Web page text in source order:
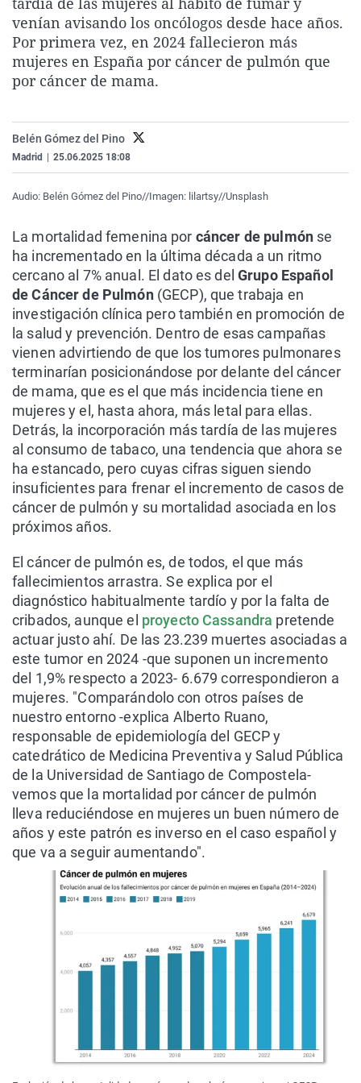
La rosa de los vientos
Gente viajera
Como el perro y el
Caso
Retornados
Equipo de
Extremadura
Galicia
La Rioja
País Vasco
Virales
Televisión
Elecciones
venían avisando los oncólogos desde hace años.
Por primera vez, en 2024 fallecieron más
mujeres en España por cáncer de pulmón que
por cáncer de mama.
Belén Gómez del Pino
Madrid 25.06.2025 18:08
Audio: Belén Gómez del Pino//Imagen: lilartsy//Unsplash
La mortalidad femenina por cáncer de pulmón se
ha incrementado en la última década a un ritmo
cercano al 7% anual. El dato es delGrupo Español
de Cáncer de Pulmón(GECP), que trabaja en
investigación clínica pero también en promoción de
la salud y prevención. Dentro de esas campañas
vienen advirtiendo de que los tumores pulmonares
terminarían posicionándose por delante del cáncer
de mama, que es el que más incidencia tiene en
mujeres y el, hasta ahora, más letal para ellas.
Detrás, la incorporación más tardía de las mujeres
al consumo de tabaco, una tendencia que ahora se
ha estancado, pero cuyas cifras siguen siendo
insuficientes para frenar el incremento de casos de
cáncer de pulmón y su mortalidad asociada en los
próximos años.
El cáncer de pulmón es, de todos, el que más
fallecimientos arrastra. Se explica por el
diagnóstico habitualmente tardío y por la falta de
cribados, aunque el proyecto Cassandra pretende
actuar justo ahí. De las 23.239 muertes asociadas a
este tumor en 2024 -que suponen un incremento
del 1,9% respecto a 2023- 6.679 correspondieron a
mujeres. "Comparándolo con otros países de
nuestro entorno -explica Alberto Ruano,
responsable de epidemiología del GECP y
catedrático de Medicina Preventiva y Salud Pública
de la Universidad de Santiago de Compostela-
vemos que la mortalidad por cáncer de pulmón
lleva reduciéndose en mujeres un buen número de
años y este patrón es inverso en el caso español y
que va a seguir aumentando".